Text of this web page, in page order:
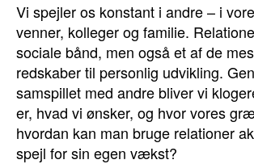
Vi spejler os konstant i andre – i
venner, kolleger og familie.
sociale bånd, men også et af de
redskaber til personlig udvikling.
samspillet med andre bliver vi
er, hvad vi ønsker, og hvor vores
hvordan kan man bruge relationer
spejl for sin egen vækst?